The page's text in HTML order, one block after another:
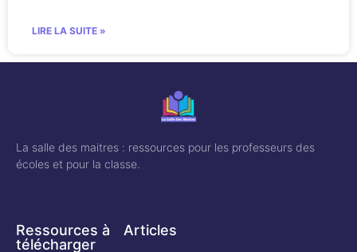
LIRE LA SUITE »
La salle des maitres : ressources pour les professeurs des
écoles et pour la classe.
Ressources à
télécharger
Articles